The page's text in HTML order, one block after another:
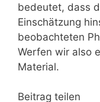
bedeutet, dass
Einschätzung
beobachteten
Werfen wir also
Material.
Beitrag teilen